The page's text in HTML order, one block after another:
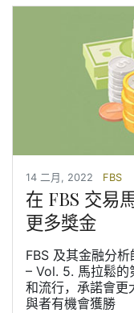
14 二月, 2022 FBS
在 FBS 交易
更多獎金
FBS 及其金融分
– Vol. 5. 馬拉鬆的
和流行，承諾會更
與者有機會獲勝